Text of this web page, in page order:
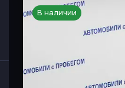
В наличии